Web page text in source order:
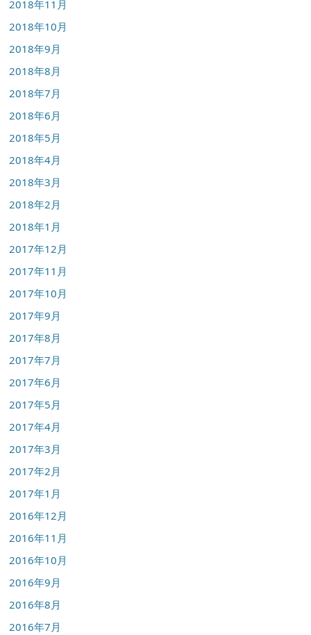
2018年11月
2018年10月
2018年9月
2018年8月
2018年7月
2018年6月
2018年5月
2018年4月
2018年3月
2018年2月
2018年1月
2017年12月
2017年11月
2017年10月
2017年9月
2017年8月
2017年7月
2017年6月
2017年5月
2017年4月
2017年3月
2017年2月
2017年1月
2016年12月
2016年11月
2016年10月
2016年9月
2016年8月
2016年7月